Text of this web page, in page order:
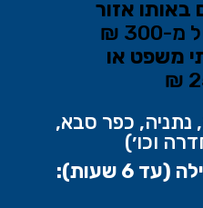
באותו אזור
300 ₪
משפט או
נתניה, כפר סבא,
וכו׳)
6 שעות):